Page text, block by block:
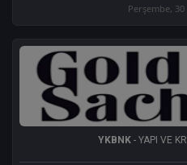
Perşembe, 30
YKBNK - YAPI VE